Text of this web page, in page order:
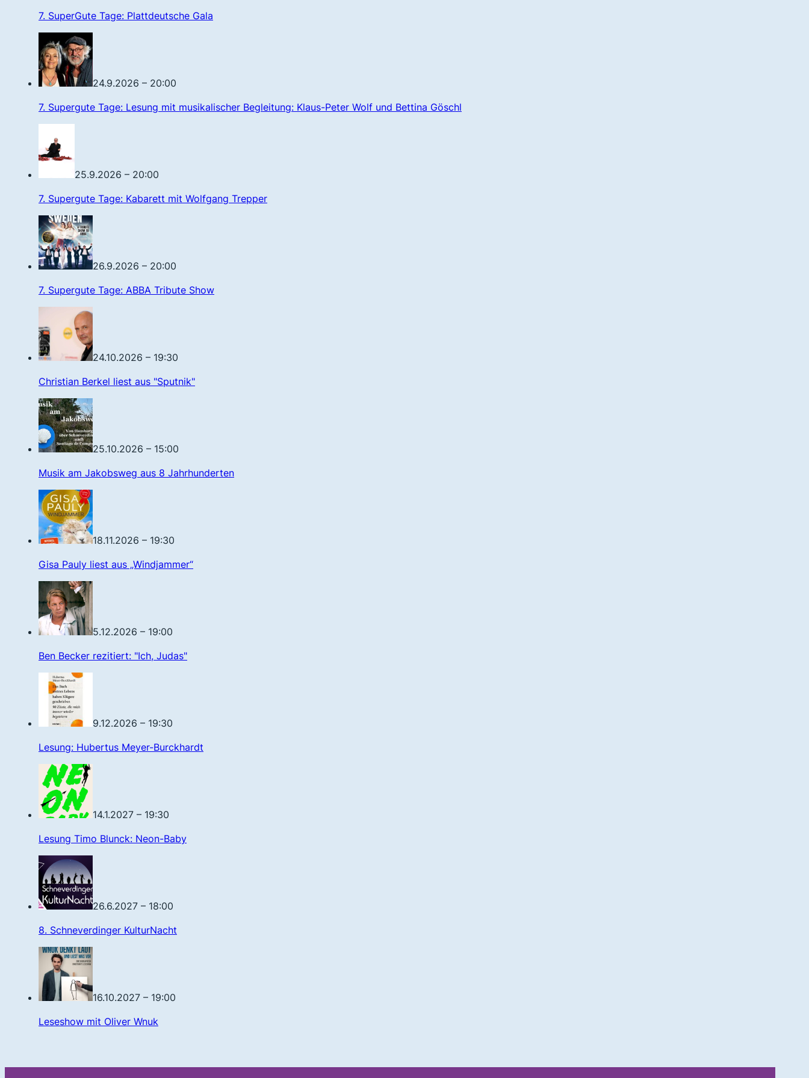
7. SuperGute Tage: Plattdeutsche Gala
24.9.2026 – 20:00
7. Supergute Tage: Lesung mit musikalischer Begleitung: Klaus-Peter Wolf und Bettina Göschl
25.9.2026 – 20:00
7. Supergute Tage: Kabarett mit Wolfgang Trepper
26.9.2026 – 20:00
7. Supergute Tage: ABBA Tribute Show
24.10.2026 – 19:30
Christian Berkel liest aus "Sputnik"
25.10.2026 – 15:00
Musik am Jakobsweg aus 8 Jahrhunderten
18.11.2026 – 19:30
Gisa Pauly liest aus „Windjammer“
5.12.2026 – 19:00
Ben Becker rezitiert: "Ich, Judas"
9.12.2026 – 19:30
Lesung: Hubertus Meyer-Burckhardt
14.1.2027 – 19:30
Lesung Timo Blunck: Neon-Baby
26.6.2027 – 18:00
8. Schneverdinger KulturNacht
16.10.2027 – 19:00
Leseshow mit Oliver Wnuk